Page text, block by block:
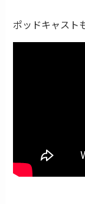
ポッドキャスト